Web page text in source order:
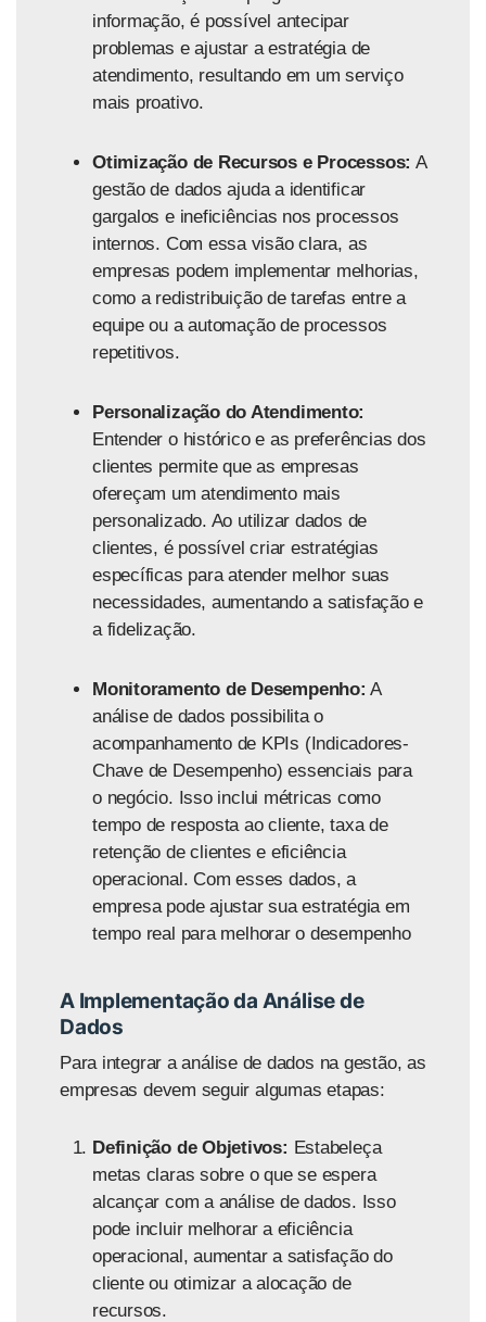
informação, é possível antecipar
problemas e ajustar a estratégia de
atendimento, resultando em um serviço
mais proativo.
Otimização de Recursos e Processos: A
gestão de dados ajuda a identificar
gargalos e ineficiências nos processos
internos. Com essa visão clara, as
empresas podem implementar melhorias,
como a redistribuição de tarefas entre a
equipe ou a automação de processos
repetitivos.
Personalização do Atendimento:
Entender o histórico e as preferências dos
clientes permite que as empresas
ofereçam um atendimento mais
personalizado. Ao utilizar dados de
clientes, é possível criar estratégias
específicas para atender melhor suas
necessidades, aumentando a satisfação e
a fidelização.
Monitoramento de Desempenho: A
análise de dados possibilita o
acompanhamento de KPIs (Indicadores-
Chave de Desempenho) essenciais para
o negócio. Isso inclui métricas como
tempo de resposta ao cliente, taxa de
retenção de clientes e eficiência
operacional. Com esses dados, a
empresa pode ajustar sua estratégia em
tempo real para melhorar o desempenho
A Implementação da Análise de
Dados
Para integrar a análise de dados na gestão, as
empresas devem seguir algumas etapas:
Definição de Objetivos: Estabeleça
metas claras sobre o que se espera
alcançar com a análise de dados. Isso
pode incluir melhorar a eficiência
operacional, aumentar a satisfação do
cliente ou otimizar a alocação de
recursos.